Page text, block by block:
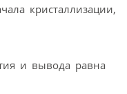
кристаллизации,
и вывода равна